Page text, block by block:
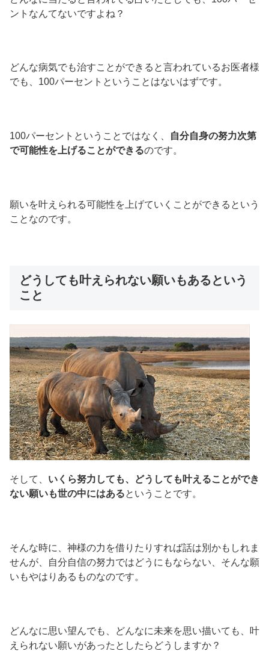
ントなんてないですよね？
どんな病気でも治すことができると言われているお医者様
でも、100パーセントということはないはずです。
100パーセントということではなく、
自分自身の努力次第
で可能性を上げることができるのです。
願いを叶えられる可能性を上げていくことができるという
ことなのです。
どうしても叶えられない願いもあるという
こと
そして、 いくら努力しても、どうしても叶えることができ
ない願いも世の中にはあるということです。
そんな時に、神様の力を借りたりすれば話は別かもしれま
せんが、自分自信の努力ではどうにもならない、そんな願
いもやはりあるものなのです。
どんなに思い望んでも、どんなに未来を思い描いても、叶
えられない願いがあったとしたらどうしますか？